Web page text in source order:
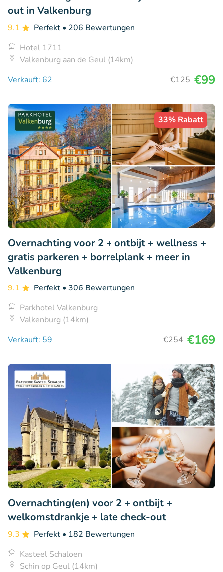
out in Valkenburg
9.1 Perfekt • 206 Bewertungen
Hotel 1711
Valkenburg aan de Geul (14km)
Verkauft: 62
€125 €99
33% Rabatt
Overnachting voor 2 + ontbijt + wellness +
gratis parkeren + borrelplank + meer in
Valkenburg
9.1 Perfekt • 306 Bewertungen
Parkhotel Valkenburg
Valkenburg (14km)
Verkauft: 59
€254 €169
Overnachting(en) voor 2 + ontbijt +
welkomstdrankje + late check-out
9.3 Perfekt • 182 Bewertungen
Kasteel Schaloen
Schin op Geul (14km)